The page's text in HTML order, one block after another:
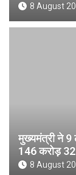
8 August
मुख्यमंत्री ने 9
146 करोड़ 32
8 August